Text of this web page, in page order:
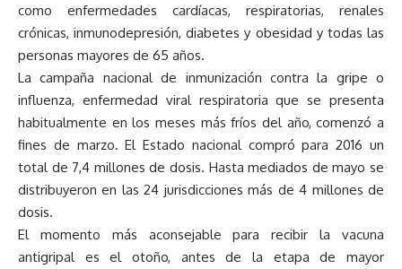
como enfermedades cardíacas, respiratorias, renales
crónicas, inmunodepresión, diabetes y obesidad y todas las
personas mayores de 65 años.
La campaña nacional de inmunización contra la gripe o
influenza, enfermedad viral respiratoria que se presenta
habitualmente en los meses más fríos del año, comenzó a
fines de marzo. El Estado nacional compró para 2016 un
total de 7,4 millones de dosis. Hasta mediados de mayo se
distribuyeron en las 24 jurisdicciones más de 4 millones de
dosis.
El momento más aconsejable para recibir la vacuna
antigripal es el otoño, antes de la etapa de mayor